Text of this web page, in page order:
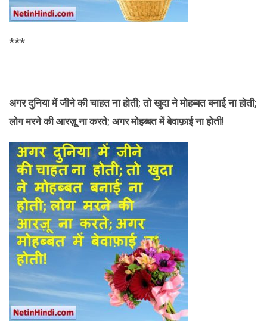
***
अगर दुनिया में जीने कीचाहत ना होती; तो खुदा ने मोहब्बत बनाई ना होती;
लोग मरने की आरज़ू ना करते; अगर मोहब्बत में बेवाफ़ाई ना होती!